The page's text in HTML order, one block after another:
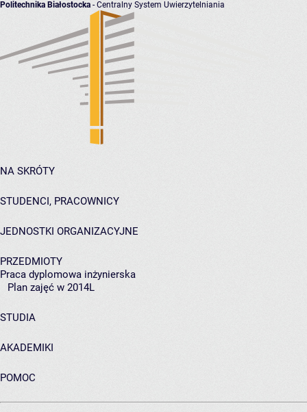
Politechnika Białostocka - Centralny System Uwierzytelniania
NA SKRÓTY
STUDENCI, PRACOWNICY
JEDNOSTKI ORGANIZACYJNE
PRZEDMIOTY
Praca dyplomowa inżynierska
Plan zajęć w 2014L
STUDIA
AKADEMIKI
POMOC